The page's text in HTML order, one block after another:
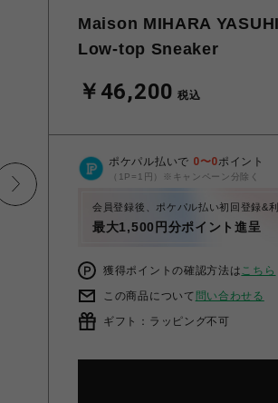
Maison MIHARA
Low-top Sneaker
￥46,200 税込
ポケパル払いで 0〜0ポイント
（1P=1円）※キャンペーン分除く
会員登録後、ポケパル払い初回登録&
最大1,500円分ポイント進呈
獲得ポイントの確認方法はこちら
この商品について 問い合わせる
ギフト：ラッピング不可